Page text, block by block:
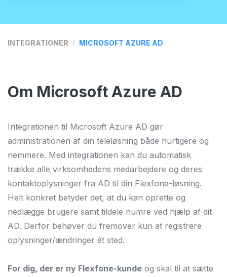
KUNDECASES
FORHANDLER
JOBS
OFTE STILLEDE SPØRGSMÅL
INTEGRATIONER MICROSOFT AZURE AD
Om Microsoft Azure AD
Integrationen til Microsoft Azure AD gør
administrationen af din teleløsning både hurtigere og
nemmere. Med integrationen kan du automatisk
trække alle virksomhedens medarbejdere og deres
kontaktoplysninger fra AD til din Flexfone-løsning.
Helt konkret betyder det, at du kan oprette og
nedlægge brugere samt tildele numre ved hjælp af dit
AD. Derfor behøver du fremover kun at registrere
oplysninger/ændringer ét sted.
For dig, der er ny Flexfone-kunde og skal til at sætte